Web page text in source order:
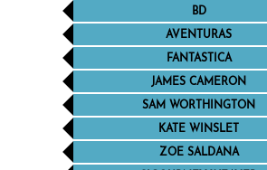
BD
AVENTURAS
FANTASTICA
JAMES CAMERON
SAM WORTHINGTON
KATE WINSLET
ZOE SALDANA